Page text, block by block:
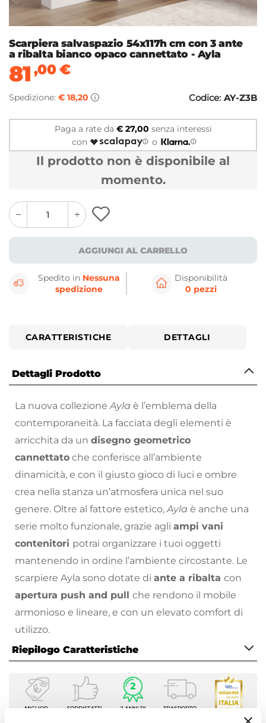
Scarpiera salvaspazio 54x117h cm con 3 ante
a ribalta bianco opaco cannettato - Ayla
81,00€
Spedizione: € 18,20 Codice: AY-Z3B
Paga a rate da € 27,00 senza interessi
con
o
Il prodotto non è disponibile al
momento.
quantity
button
quantity
minus
button
AGGIUNGI AL CARRELLO
Spedito in Nessuna
spedizione
Disponibilità
0 pezzi
CARATTERISTICHE DETTAGLI
Dettagli Prodotto
La nuova collezioneAyla è l’emblema della
contemporaneità. La facciata degli elementi è
arricchita da un disegno geometrico
cannettato che conferisce all’ambiente
dinamicità, e con il giusto gioco di luci e ombre
crea nella stanza un’atmosfera unica nel suo
genere. Oltre al fattore estetico,Ayla è anche una
serie molto funzionale, grazie agli ampi vani
contenitori potrai organizzare i tuoi oggetti
mantenendo in ordine l’ambiente circostante. Le
scarpiere Ayla sono dotate di ante a ribalta con
apertura push and pull che rendono il mobile
armonioso e lineare, e con un elevato comfort di
utilizzo.
Ayla ti piacerà per il suo design ricercato e
Scopri la collezione di complementi d’arredo con
cui completare il tuo soggiorno sul nostrovasto
Riepilogo Caratteristiche
Caratteristiche
Tipologia
Scarpiera